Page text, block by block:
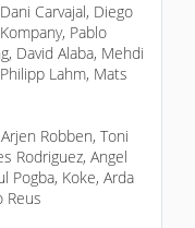
Carvajal, Diego
Pablo
David Alaba, Mehdi
Lahm, Mats
Robben, Toni
Rodriguez, Angel
Pogba, Koke, Arda
Reus